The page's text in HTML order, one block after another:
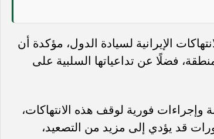
الإيرانية لسيادة الدول، مؤكدة أن
فضلًا عن تداعياتها السلبية على
فورية لوقف هذه الانتهاكات،
قد يؤدي إلى مزيد من التصعيد،